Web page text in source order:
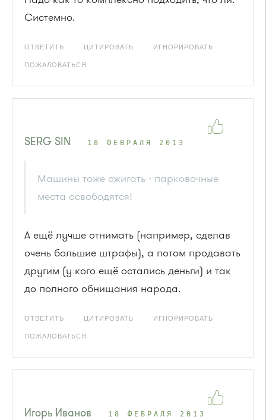
Системно.
ОТВЕТИТЬ ЦИТИРОВАТЬ ИГНОРИРОВАТЬ
ПОЖАЛОВАТЬСЯ
SERG SIN 18 ФЕВРАЛЯ 2013
Машины тоже сжигать - парковочные
места освободятся!
А ещё лучше отнимать (например, сделав
очень большие штрафы), а потом продавать
другим (у кого ещё остались деньги) и так
до полного обнищания народа.
ОТВЕТИТЬ ЦИТИРОВАТЬ ИГНОРИРОВАТЬ
ПОЖАЛОВАТЬСЯ
Игорь Иванов 18 ФЕВРАЛЯ 2013